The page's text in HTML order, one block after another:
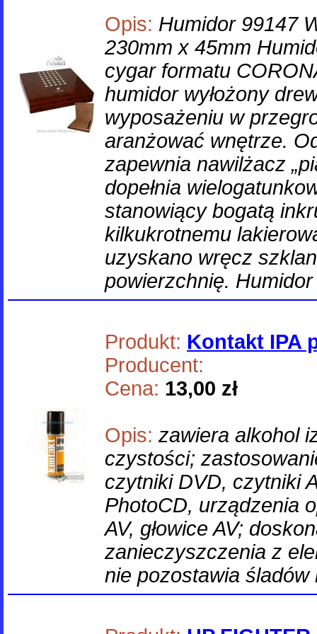
Opis: Humidor 99147
230mm x 45mm
cygar formatu
humidor wyłożony
wyposażeniu w
aranżować wnętrze.
zapewnia nawilżacz
dopełnia
stanowiący bogatą
kilkukrotnemu
uzyskano wręcz
powierzchnię. Humidor
Produkt: Kontakt IPA
Producent:
Cena: 13,00 zł
Opis: zawiera alkohol
czystości;
czytniki DVD, czytniki
PhotoCD, urządzenia
AV, głowice AV;
zanieczyszczenia z
nie pozostawia śladów